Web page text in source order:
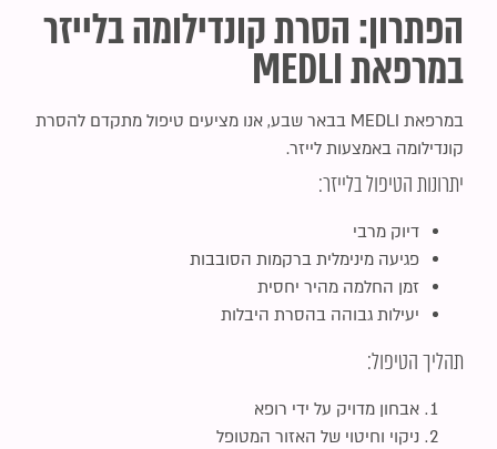
הפתרון: הסרת קונדילומה בלייזר
במרפאת MEDLI
במרפאת MEDLI בבאר שבע, אנו מציעים טיפול מתקדם להסרת
קונדילומה באמצעות לייזר.
יתרונות הטיפול בלייזר:
דיוק מרבי
פגיעה מינימלית ברקמות הסובבות
זמן החלמה מהיר יחסית
יעילות גבוהה בהסרת היבלות
תהליך הטיפול:
אבחון מדויק על ידי רופא
ניקוי וחיטוי של האזור המטופל